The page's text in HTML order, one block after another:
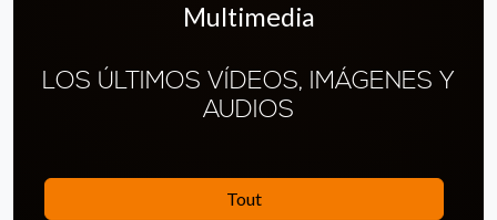
Multimedia
LOS ÚLTIMOS VÍDEOS, IMÁGENES Y
AUDIOS
Tout